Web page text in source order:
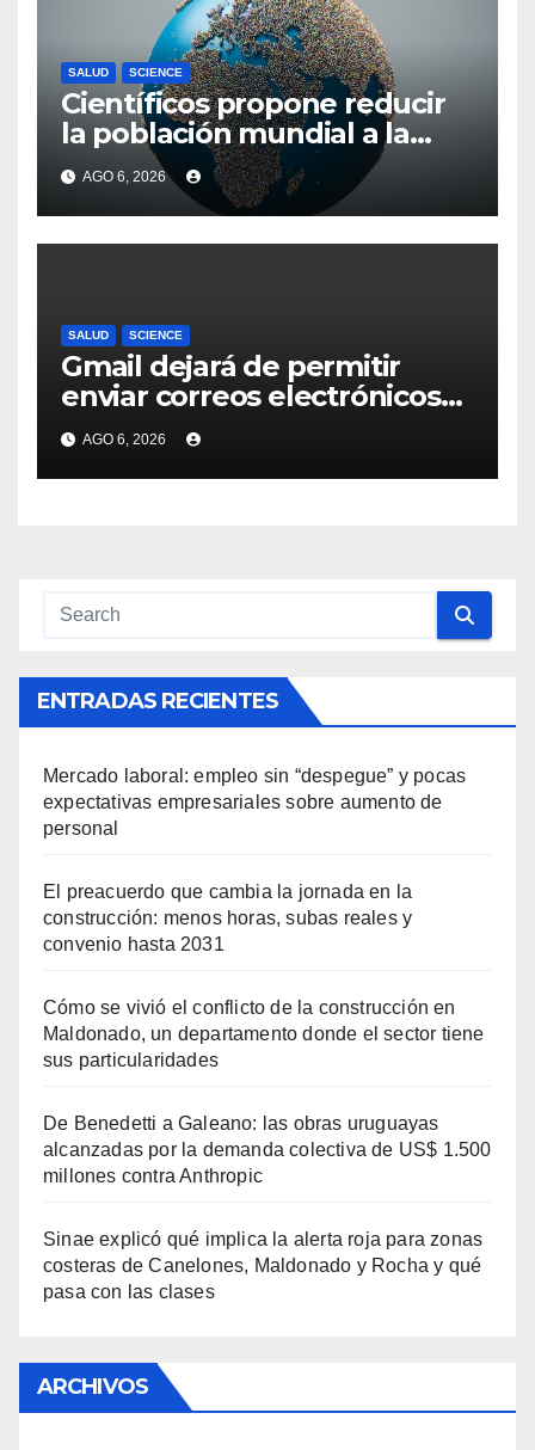
SALUD SCIENCE
Científicos propone reducir
la población mundial a la
mitad para “salvar” el
planeta
AGO 6, 2026
SALUD SCIENCE
Gmail dejará de permitir
enviar correos electrónicos
desde direcciones externas a
partir de enero de 2027
AGO 6, 2026
ENTRADAS RECIENTES
Mercado laboral: empleo sin “despegue” y pocas
expectativas empresariales sobre aumento de
personal
El preacuerdo que cambia la jornada en la
construcción: menos horas, subas reales y
convenio hasta 2031
Cómo se vivió el conflicto de la construcción en
Maldonado, un departamento donde el sector tiene
sus particularidades
De Benedetti a Galeano: las obras uruguayas
alcanzadas por la demanda colectiva de US$ 1.500
millones contra Anthropic
Sinae explicó qué implica la alerta roja para zonas
costeras de Canelones, Maldonado y Rocha y qué
pasa con las clases
ARCHIVOS